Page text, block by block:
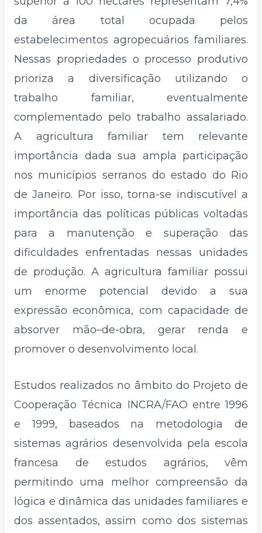
da área total ocupada pelos
estabelecimentos agropecuários familiares.
Nessas propriedades o processo produtivo
prioriza a diversificação utilizando o
trabalho familiar, eventualmente
complementado pelo trabalho assalariado.
A agricultura familiar tem relevante
importância dada sua ampla participação
nos municípios serranos do estado do Rio
de Janeiro. Por isso, torna-se indiscutível a
importância das políticas públicas voltadas
para a manutenção e superação das
dificuldades enfrentadas nessas unidades
de produção. A agricultura familiar possui
um enorme potencial devido a sua
expressão econômica, com capacidade de
absorver mão–de-obra, gerar renda e
promover o desenvolvimento local.
Estudos realizados no âmbito do Projeto de
Cooperação Técnica INCRA/FAO entre 1996
e 1999, baseados na metodologia de
sistemas agrários desenvolvida pela escola
francesa de estudos agrários, vêm
permitindo uma melhor compreensão da
lógica e dinâmica das unidades familiares e
dos assentados, assim como dos sistemas